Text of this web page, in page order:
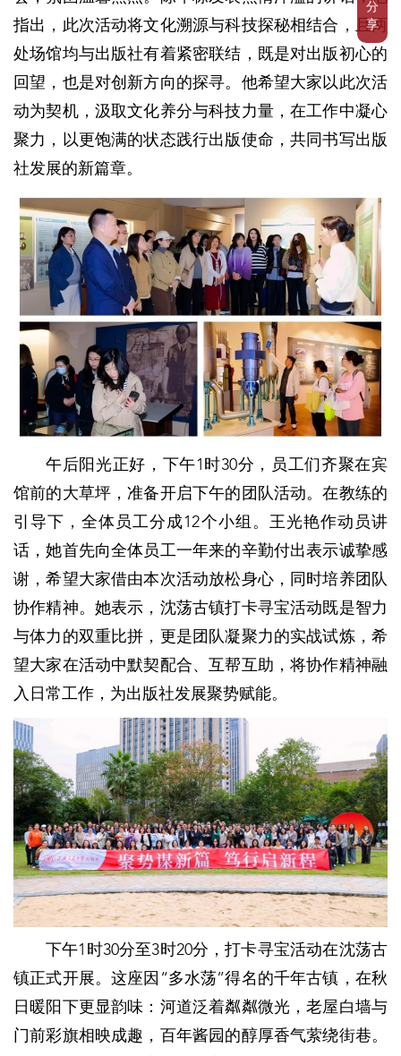
分
享
指出，此次活动将文化溯源与科技探秘相结合，且两
处场馆均与出版社有着紧密联结，既是对出版初心的
回望，也是对创新方向的探寻。他希望大家以此次活
动为契机，汲取文化养分与科技力量，在工作中凝心
聚力，以更饱满的状态践行出版使命，共同书写出版
社发展的新篇章。
午后阳光正好，下午1时30分，员工们齐聚在宾
馆前的大草坪，准备开启下午的团队活动。在教练的
引导下，全体员工分成12个小组。王光艳作动员讲
话，她首先向全体员工一年来的辛勤付出表示诚挚感
谢，希望大家借由本次活动放松身心，同时培养团队
协作精神。她表示，沈荡古镇打卡寻宝活动既是智力
与体力的双重比拼，更是团队凝聚力的实战试炼，希
望大家在活动中默契配合、互帮互助，将协作精神融
入日常工作，为出版社发展聚势赋能。
下午1时30分至3时20分，打卡寻宝活动在沈荡古
镇正式开展。这座因“多水荡”得名的千年古镇，在秋
日暖阳下更显韵味：河道泛着粼粼微光，老屋白墙与
门前彩旗相映成趣，百年酱园的醇厚香气萦绕街巷。